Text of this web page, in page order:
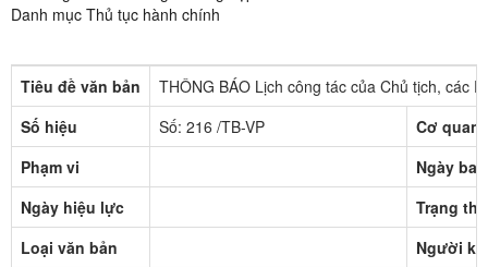
Danh mục Thủ tục hành chính
Tiêu đề văn bản
THÔNG BÁO Lịch công tác của Chủ tịch, các
Số hiệu
Số: 216 /TB-VP
Cơ quan
Phạm vi
Ngày
Ngày hiệu lực
Trạng
Loại văn bản
Người ký